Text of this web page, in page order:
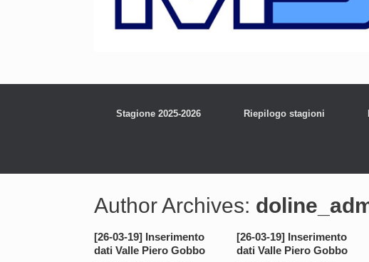
Stagione 2025-2026 Riepilogo stagioni
Author Archives:
[26-03-19] Inserimento
dati Valle Piero Gobbo
[26-03-19] Inserimento
dati Valle Piero Gobbo